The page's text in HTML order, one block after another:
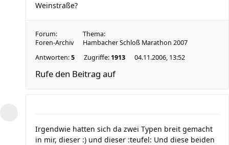
Weinstraße?
Forum:
Foren-Archiv
Thema:
Hambacher Schloß Marathon 2007
Antworten:5 Zugriffe: 1913 04.11.2006, 13:52
Rufe den Beitrag auf
Irgendwie hatten sich da zwei Typen breit gemacht
in mir, dieser :) und dieser :teufel: Und diese beiden